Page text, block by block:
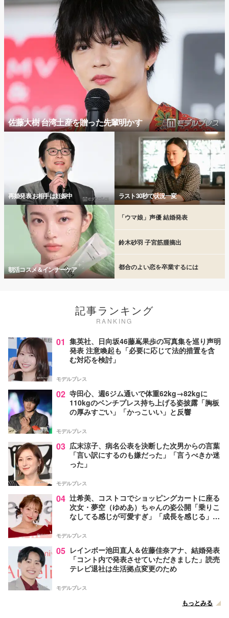
佐藤大樹 台湾土産を贈った先輩明かす
再婚発表 お相手は妊娠中 ラスト30秒で状況一変
朝活コスメ＆インナーケア
「ウマ娘」声優 結婚発表
鈴木砂羽 子宮筋腫摘出
都合のよい恋を卒業するには
記事ランキング
RANKING
01 集英社、日向坂46藤嶌果歩の写真集を巡り声明
発表 注意喚起も「必要に応じて法的措置を含
む対応を検討」
モデルプレス
02 寺田心、週6ジム通いで体重62kg→82kgに
110kgのベンチプレス持ち上げる姿披露「胸板
の厚みすごい」「かっこいい」と反響
モデルプレス
03 広末涼子、病名公表を決断した次男からの言葉
「言い訳にするのも嫌だった」「言うべきか迷
った」
モデルプレス
04 辻希美、コストコでショッピングカートに座る
次女・夢空（ゆめあ）ちゃんの姿公開「乗りこ
なしてる感じが可愛すぎ」「成長を感じる」の
モデルプレス
05 レインボー池田直人＆佐藤佳奈アナ、結婚発表
「コント内で発表させていただきました」読売
テレビ退社は生活拠点変更のため
モデルプレス
もっとみる